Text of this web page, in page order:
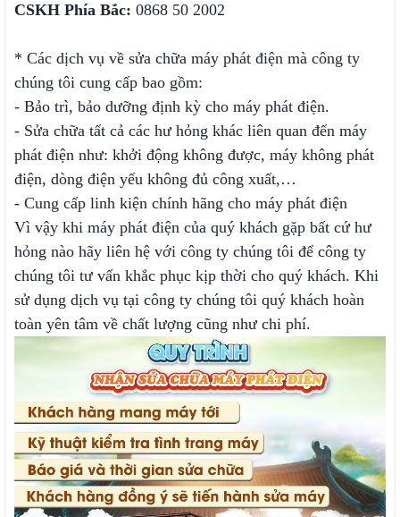
CSKH Phía Bắc: 0868 50 2002
* Các dịch vụ về sửa chữa máy phát điện mà công ty
chúng tôi cung cấp bao gồm:
- Bảo trì, bảo dưỡng định kỳ cho máy phát điện.
- Sửa chữa tất cả các hư hỏng khác liên quan đến máy
phát điện như: khởi động không được, máy không phát
điện, dòng điện yếu không đủ công xuất,…
- Cung cấp linh kiện chính hãng cho máy phát điện
Vì vậy khi máy phát điện của quý khách gặp bất cứ hư
hỏng nào hãy liên hệ với công ty chúng tôi để công ty
chúng tôi tư vấn khắc phục kịp thời cho quý khách. Khi
sử dụng dịch vụ tại công ty chúng tôi quý khách hoàn
toàn yên tâm về chất lượng cũng như chi phí.